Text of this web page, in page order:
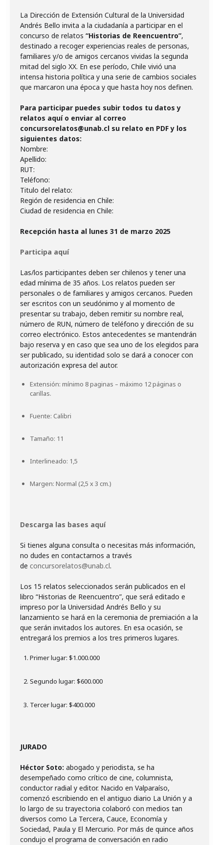
La Dirección de Extensión Cultural de la Universidad
Andrés Bello invita a la ciudadanía a participar en el
concurso de relatos “Historias de Reencuentro”,
destinado a recoger experiencias reales de personas,
familiares y/o de amigos cercanos vividas la segunda
mitad del siglo XX. En ese período, Chile vivió una
intensa historia política y una serie de cambios sociales
que marcaron una época y que hasta hoy nos definen.
Para participar puedes subir todos tu datos y
relatos aquí o enviar al correo
concursorelatos@unab.cl su relato en PDF y los
siguientes datos:
Nombre:
Apellido:
RUT:
Teléfono:
Titulo del relato:
Región de residencia en Chile:
Ciudad de residencia en Chile:
Recepción hasta al lunes 31 de marzo 2025
Participa aquí
Las/los participantes deben ser chilenos y tener una
edad mínima de 35 años. Los relatos pueden ser
personales o de familiares y amigos cercanos. Pueden
ser escritos con un seudónimo y al momento de
presentar su trabajo, deben remitir su nombre real,
número de RUN, número de teléfono y dirección de su
correo electrónico. Estos antecedentes se mantendrán
bajo reserva y en caso que sea uno de los elegidos para
ser publicado, su identidad solo se dará a conocer con
Extensión: mínimo 8 paginas – máximo 12 páginas o
carillas.
Fuente: Calibri
Tamaño: 11
Interlineado: 1,5
Margen: Normal (2,5 x 3 cm.)
Descarga las bases aquí
Si tienes alguna consulta o necesitas más información,
no dudes en contactarnos a través
de concursorelatos@unab.cl.
Los 15 relatos seleccionados serán publicados en el
libro “Historias de Reencuentro”, que será editado e
impreso por la Universidad Andrés Bello y su
lanzamiento se hará en la ceremonia de premiación a la
que serán invitados los autores. En esa ocasión, se
Primer lugar: $1.000.000
Segundo lugar: $600.000
Tercer lugar: $400.000
JURADO
Héctor Soto: abogado y periodista, se ha
desempeñado como crítico de cine, columnista,
conductor radial y editor. Nacido en Valparaíso,
comenzó escribiendo en el antiguo diario La Unión y a
lo largo de su trayectoria colaboró con medios tan
diversos como La Tercera, Cauce, Economía y
Sociedad, Paula y El Mercurio. Por más de quince años
condujo el programa de conversación en radio